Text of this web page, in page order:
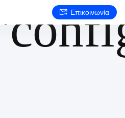
Επικοινωνία